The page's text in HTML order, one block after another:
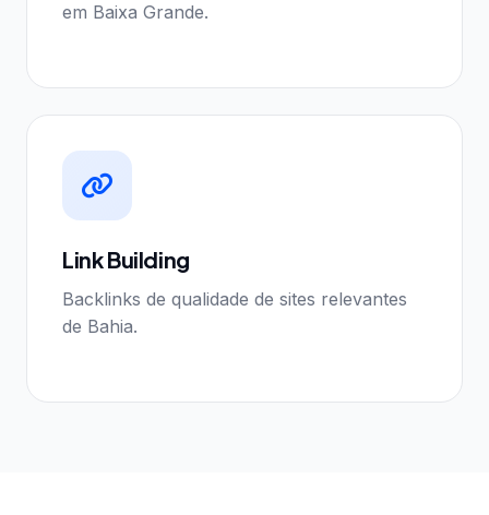
em Baixa Grande.
Link Building
Backlinks de qualidade de sites relevantes
de Bahia.